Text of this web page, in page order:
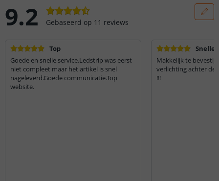
9.2 Gebaseerd op 11 reviews
Top
Goede en snelle service.Ledstrip was eerst
niet compleet maar het artikel is snel
nageleverd.Goede communicatie.Top
website.
Snelle
Makkelijk te
verlichting achter de
!!!